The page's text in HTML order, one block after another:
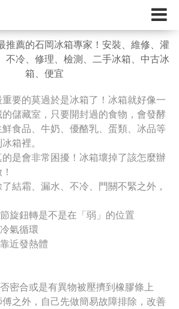
推薦的石岡冰箱專家！安裝、維修、灌
不冷、修理、檢測、二手冰箱、中古冰
箱、便宜
要的莫過於是冰箱了！冰箱就好像一
儲藏室，只要開封過的食物，會發酵
食品、牛奶、優酪乳、蛋類、冰品等
箱裡。
是會非常困擾！冰箱壞掉了該怎麼辦
結霜、漏水、不冷、門關不緊之外，
旋鈕轉是不是在「弱」的位置
氣循環
近發熱體
密合或是有異物被壓擠到橡膠條上
之外，自己先做簡易故障排除，改善